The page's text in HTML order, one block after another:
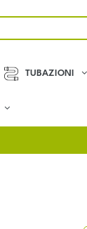
TUBAZIONI